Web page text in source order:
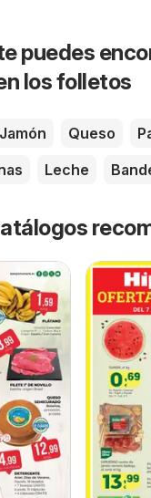
puedes
los folletos
Jamón Queso
Leche